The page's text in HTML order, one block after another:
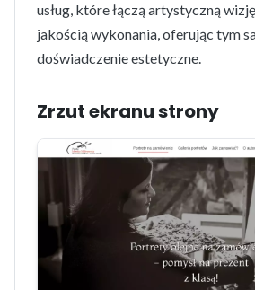
usług, które łączą artystyczną
jakością wykonania, oferując tym
doświadczenie estetyczne.
Zrzut ekranu strony